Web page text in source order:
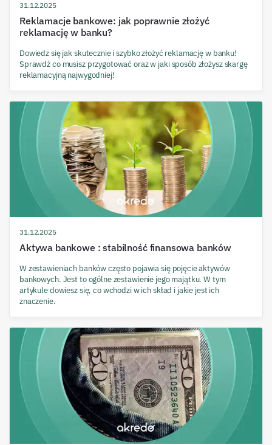
31.12.2025
Reklamacje bankowe: jak poprawnie złożyć
reklamację w banku?
Dowiedz się jak skutecznie i szybko złożyć reklamację w banku!
Sprawdź co musisz przygotować oraz w jaki sposób złożysz skargę
reklamacyjną najwygodniej!
31.12.2025
Aktywa bankowe : stabilność finansowa banków
W zestawieniach banków często pojawia się pojęcie aktywów
bankowych. Jest to ogólne zestawienie jego majątku. W tym
artykule dowiesz się, co wchodzi w ich skład i jakie jest ich
znaczenie.